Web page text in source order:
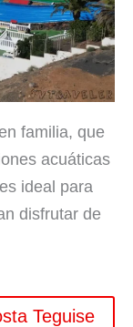
familia, que
acuáticas
ideal para
disfrutar de
Teguise